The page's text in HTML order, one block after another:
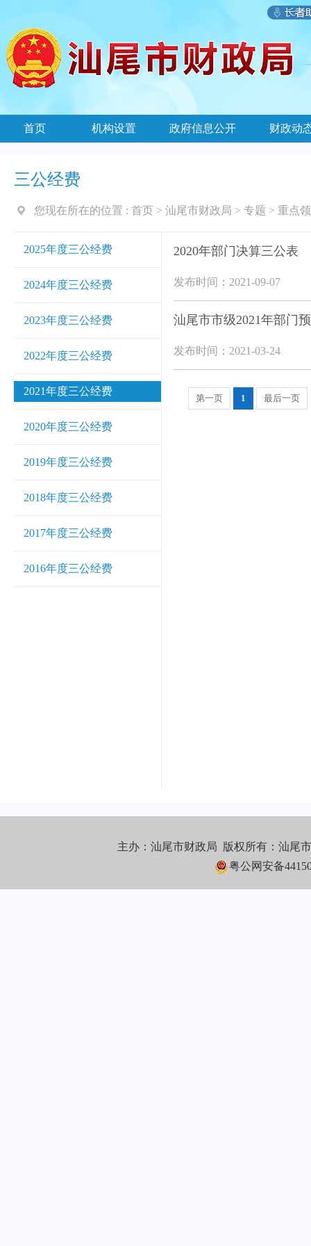
首页 机构设置 政府信息公开 财政动
三公经费
您现在所在的位置 : 首页 > 汕尾市财政局 > 专题 > 重点
2025年度三公经费
2024年度三公经费
2023年度三公经费
2022年度三公经费
2021年度三公经费
2020年度三公经费
2019年度三公经费
2018年度三公经费
2017年度三公经费
2016年度三公经费
2020年部门决算三公表
发布时间：2021-09-07
汕尾市市级2021年部门
发布时间：2021-03-24
第一页 1 最后一页
主办：汕尾市财政局 版权所有：汕尾
粤公网安备